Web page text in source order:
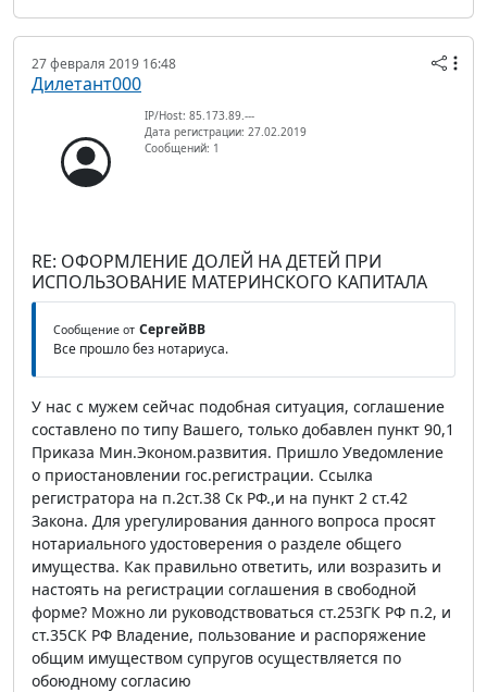
27 февраля 2019 16:48
Дилетант000
IP/Host: 85.173.89.---
Дата регистрации: 27.02.2019
Сообщений: 1
RE: ОФОРМЛЕНИЕ ДОЛЕЙ НА ДЕТЕЙ ПРИ
ИСПОЛЬЗОВАНИЕ МАТЕРИНСКОГО КАПИТАЛА
Сообщение от СергейВВ
Все прошло без нотариуса.
У нас с мужем сейчас подобная ситуация, соглашение
составлено по типу Вашего, только добавлен пункт 90,1
Приказа Мин.Эконом.развития. Пришло Уведомление
о приостановлении гос.регистрации. Ссылка
регистратора на п.2ст.38 Ск РФ.,и на пункт 2 ст.42
Закона. Для урегулирования данного вопроса просят
нотариального удостоверения о разделе общего
имущества. Как правильно ответить, или возразить и
настоять на регистрации соглашения в свободной
форме? Можно ли руководствоваться ст.253ГК РФ п.2, и
ст.35СК РФ Владение, пользование и распоряжение
общим имуществом супругов осуществляется по
обоюдному согласию